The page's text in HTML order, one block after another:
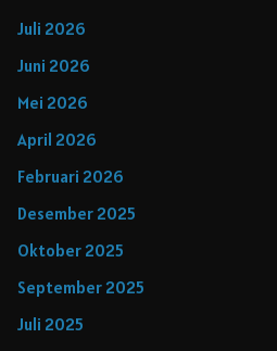
Juli 2026
Juni 2026
Mei 2026
April 2026
Februari 2026
Desember 2025
Oktober 2025
September 2025
Juli 2025